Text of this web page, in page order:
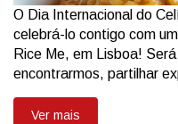
O Dia Internacional do
celebrá-lo contigo com
Rice Me, em Lisboa!
encontrarmos, partilhar
Ver mais